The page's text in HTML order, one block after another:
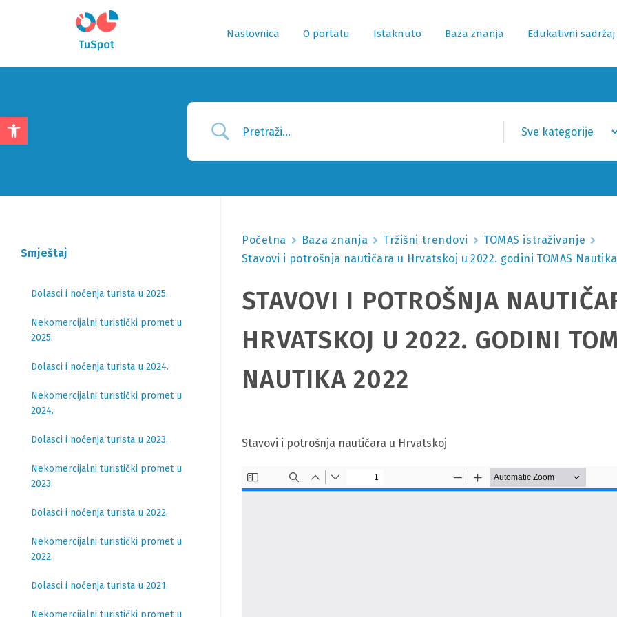
Open
Naslovnica O portalu Istaknuto Baza znanja Edukativni sadržaj
Smještaj
Dolasci i noćenja turista u 2025.
Nekomercijalni turistički promet u
2025.
Dolasci i noćenja turista u 2024.
Nekomercijalni turistički promet u
2024.
Dolasci i noćenja turista u 2023.
Nekomercijalni turistički promet u
2023.
Dolasci i noćenja turista u 2022.
Nekomercijalni turistički promet u
2022.
Dolasci i noćenja turista u 2021.
Nekomercijalni turistički promet u
Početna Baza znanja Tržišni trendovi
TOMAS istraživanje
Stavovi i potrošnja nautičara u Hrvatskoj u 2022. godini TOMAS
STAVOVI I POTROŠNJA
HRVATSKOJ U 2022. GODINI
NAUTIKA 2022
Stavovi i potrošnja nautičara u Hrvatskoj